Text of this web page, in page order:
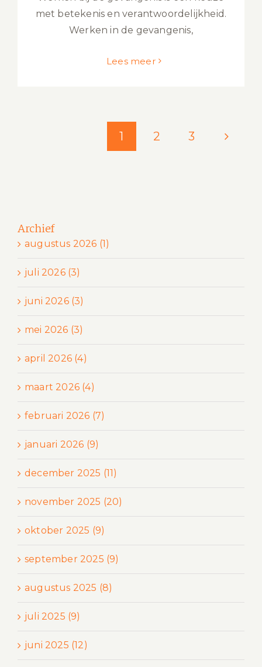
met betekenis en verantwoordelijkheid.
Werken in de gevangenis,
Lees meer
1 2 3
Archief
augustus 2026 (1)
juli 2026 (3)
juni 2026 (3)
mei 2026 (3)
april 2026 (4)
maart 2026 (4)
februari 2026 (7)
januari 2026 (9)
december 2025 (11)
november 2025 (20)
oktober 2025 (9)
september 2025 (9)
augustus 2025 (8)
juli 2025 (9)
juni 2025 (12)